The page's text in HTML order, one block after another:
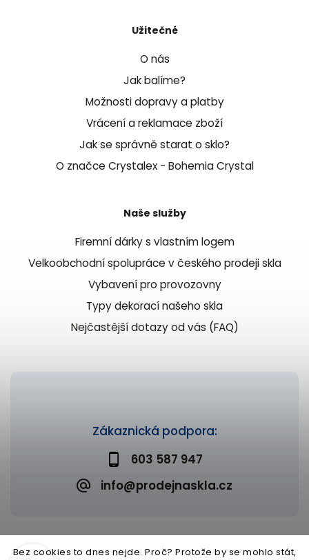
Bez cookies to dnes nejde. Proč? Protože by se mohlo stát,
Zákaznická podpora:
603 587 947
info@prodejnaskla.cz
Užitečné
O nás
Jak balíme?
Možnosti dopravy a platby
Vrácení a reklamace zboží
Jak se správně starat o sklo?
O značce Crystalex - Bohemia Crystal
Naše služby
Firemní dárky s vlastním logem
Velkoobchodní spolupráce v českého prodeji skla
Vybavení pro provozovny
Typy dekorací našeho skla
Nejčastější dotazy od vás (FAQ)